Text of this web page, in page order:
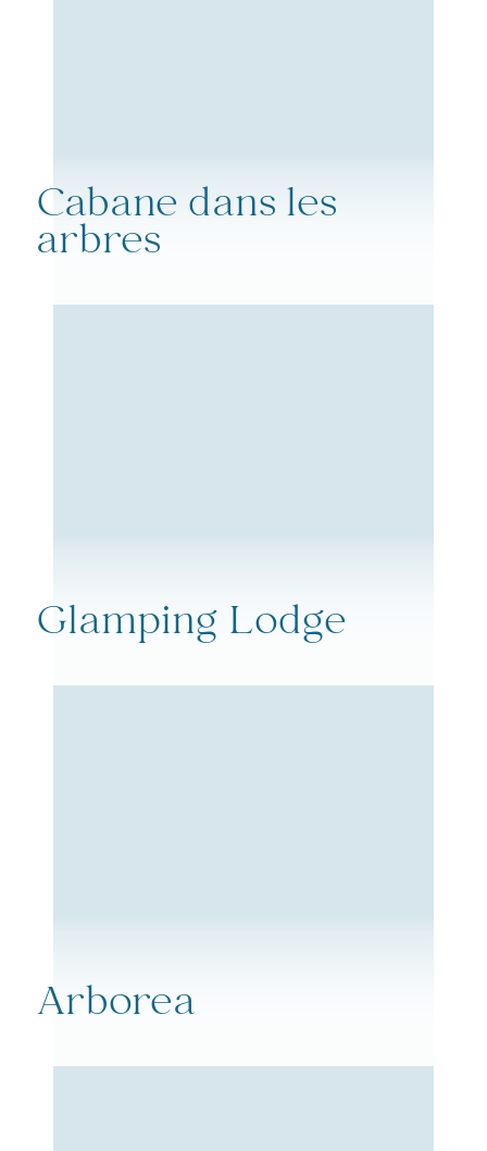
Cabane dans les
arbres
Glamping Lodge
Arborea